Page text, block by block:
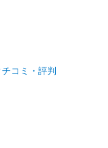
コミ・評判